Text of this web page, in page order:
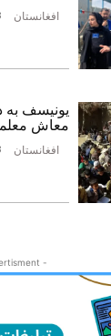
افغانستان
یونیسف به
معاش
افغانستان
- Advertisment -